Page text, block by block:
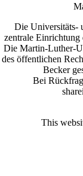
Die Universitäts-
zentrale
Die Martin-Luther-
des öffentlichen
Becker
Bei
This